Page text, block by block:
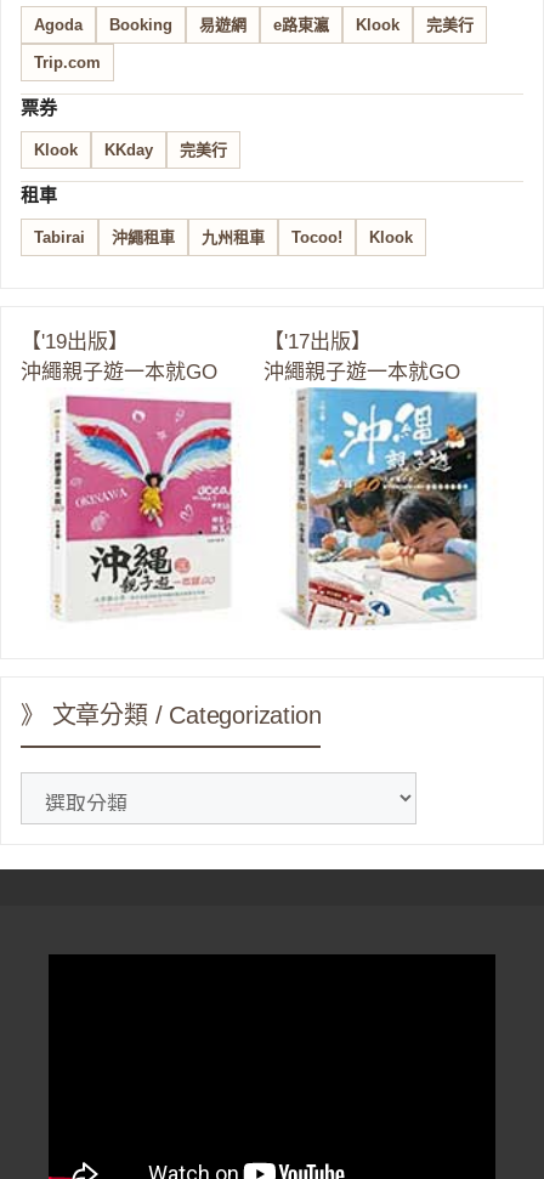
Agoda Booking 易遊網 e路東瀛 Klook 完美行
Trip.com
票券
Klook KKday 完美行
租車
Tabirai 沖繩租車 九州租車 Tocoo! Klook
【'19出版】
沖繩親子遊一本就GO
【'17出版】
沖繩親子遊一本就GO
》 文章分類 / Categorization
分